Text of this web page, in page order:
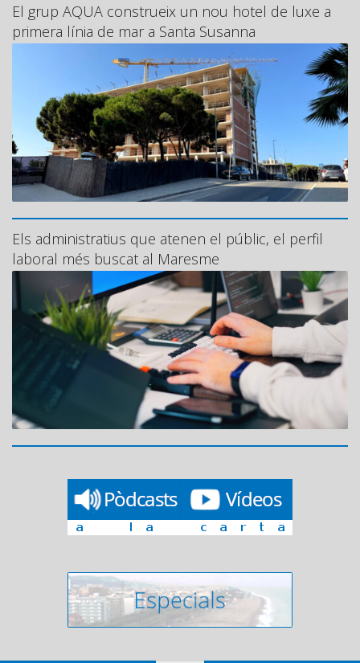
El grup AQUA construeix un nou hotel de luxe a
primera línia de mar a Santa Susanna
Els administratius que atenen el públic, el perfil
laboral més buscat al Maresme